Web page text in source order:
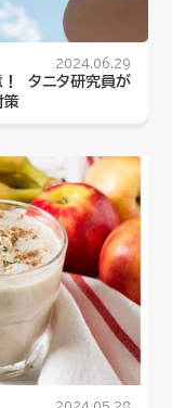
2024.06.29
！ タニタ研究員が
策